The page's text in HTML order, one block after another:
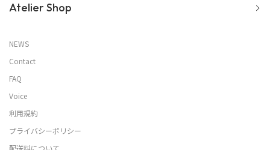
Atelier Shop
NEWS
Contact
FAQ
Voice
利用規約
プライバシーポリシー
配送料について